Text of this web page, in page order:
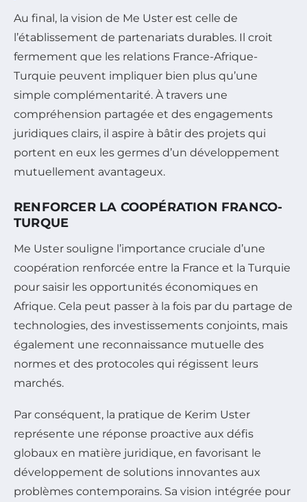
Au final, la vision de Me Uster est celle de
l’établissement de partenariats durables. Il croit
fermement que les relations France-Afrique-
Turquie peuvent impliquer bien plus qu’une
simple complémentarité. À travers une
compréhension partagée et des engagements
juridiques clairs, il aspire à bâtir des projets qui
portent en eux les germes d’un développement
mutuellement avantageux.
RENFORCER LA COOPÉRATION FRANCO-
TURQUE
Me Uster souligne l’importance cruciale d’une
coopération renforcée entre la France et la Turquie
pour saisir les opportunités économiques en
Afrique. Cela peut passer à la fois par du partage de
technologies, des investissements conjoints, mais
également une reconnaissance mutuelle des
normes et des protocoles qui régissent leurs
marchés.
Par conséquent, la pratique de Kerim Uster
représente une réponse proactive aux défis
globaux en matière juridique, en favorisant le
développement de solutions innovantes aux
problèmes contemporains. Sa vision intégrée pour